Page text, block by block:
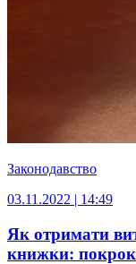
Законодавство
03.11.2022 | 14:49
Як отримати
книжки: